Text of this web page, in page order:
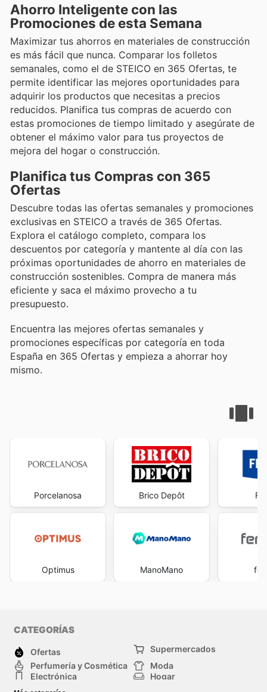
Ahorro Inteligente con las
Promociones de esta Semana
Maximizar tus ahorros en materiales de construcción
es más fácil que nunca. Comparar los folletos
semanales, como el de STEICO en 365 Ofertas, te
permite identificar las mejores oportunidades para
adquirir los productos que necesitas a precios
reducidos. Planifica tus compras de acuerdo con
estas promociones de tiempo limitado y asegúrate de
obtener el máximo valor para tus proyectos de
mejora del hogar o construcción.
Planifica tus Compras con 365
Ofertas
Descubre todas las ofertas semanales y promociones
exclusivas en STEICO a través de 365 Ofertas.
Explora el catálogo completo, compara los
descuentos por categoría y mantente al día con las
próximas oportunidades de ahorro en materiales de
construcción sostenibles. Compra de manera más
eficiente y saca el máximo provecho a tu
presupuesto.
Encuentra las mejores ofertas semanales y
promociones específicas por categoría en toda
España en 365 Ofertas y empieza a ahorrar hoy
mismo.
Porcelanosa
Optimus
Brico Depôt
ManoMano
CATEGORÍAS
Ofertas
Supermercados
Perfumería y Cosmética
Moda
Electrónica
Hogar
Deporte